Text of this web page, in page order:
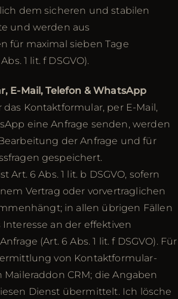
dem sicheren und stabilen
und werden aus
für maximal sieben Tage
1 lit. f DSGVO).
E-Mail, Telefon & WhatsApp
Kontaktformular, per E-Mail,
eine Anfrage senden, werden
der Anfrage und für
gespeichert.
Art. 6 Abs. 1 lit. b DSGVO, sofern
Vertrag oder vorvertraglichen
in allen übrigen Fällen
an der effektiven
(Art. 6 Abs. 1 lit. f DSGVO). Für
von Kontaktformular-
CRM; die Angaben
Dienst übermittelt. Ich lösche